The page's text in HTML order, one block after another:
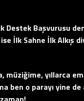
Destek Başvurusu
İlk Sahne İlk Alkış
müziğime, yıllarca
ben o parayı yine